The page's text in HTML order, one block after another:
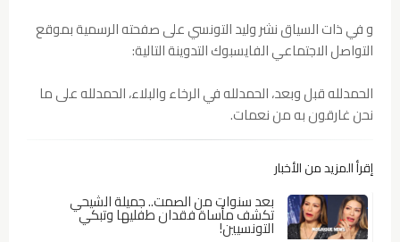
و في ذات السياق نشر وليد التونسي على صفحته الرسمية بموقع
التواصل الاجتماعي الفايسبوك التدوينة التالية:
الحمدلله قبل وبعد، الحمدلله في الرخاء والبلاء، الحمدلله على ما
نحن غارقون به من نعمات.
إقرأ المزيد من الأخبار
بعد سنوات من الصمت.. جميلة الشيحي
تكشف مأساة فقدان طفليها وتبكي
التونسيين!